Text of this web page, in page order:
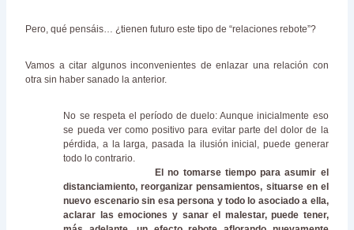
Pero, qué pensáis… ¿tienen futuro este tipo de “relaciones rebote”?
Vamos a citar algunos inconvenientes de enlazar una relación con
otra sin haber sanado la anterior.
No se respeta el período de duelo: Aunque inicialmente eso
se pueda ver como positivo para evitar parte del dolor de la
pérdida, a la larga, pasada la ilusión inicial, puede generar
todo lo contrario.
El no tomarse tiempo para asumir el
distanciamiento, reorganizar pensamientos, situarse en el
nuevo escenario sin esa persona y todo lo asociado a ella,
aclarar las emociones y sanar el malestar, puede tener,